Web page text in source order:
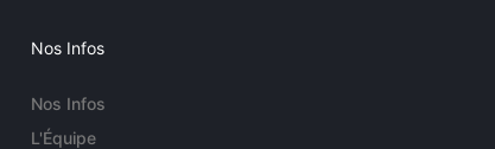
Nos Infos
Nos Infos
L'Équipe